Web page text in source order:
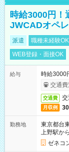
時給3000円！
JWCADオペ
派遣 職種未経験OK
WEB登録・面接OK
給与
時給3000
交通費
交通費
月収例
勤務地
東京都台
上野駅か
ゼネコ